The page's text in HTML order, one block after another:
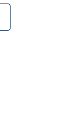
グでも上位